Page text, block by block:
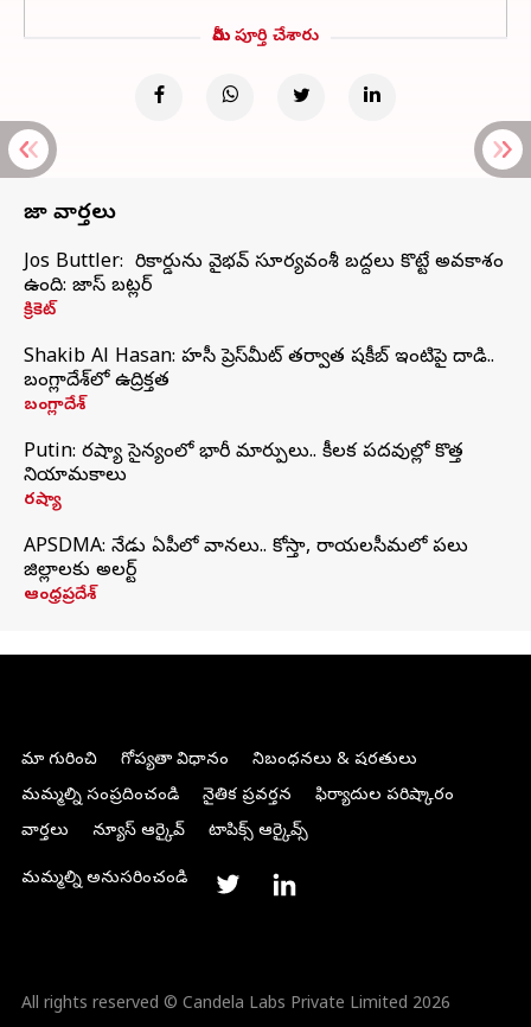
మీరు పూర్తి చేశారు
తాజా వార్తలు
Jos Buttler: నా రికార్డును వైభవ్ సూర్యవంశీ బద్దలు కొట్టే అవకాశం
ఉంది: జాస్ బట్లర్
క్రికెట్
Shakib Al Hasan: హసీనా ప్రెస్‌మీట్‌ తర్వాత షకీబ్‌ ఇంటిపై దాడి..
బంగ్లాదేశ్‌లో ఉద్రిక్తత
బంగ్లాదేశ్
Putin: రష్యా సైన్యంలో భారీ మార్పులు.. కీలక పదవుల్లో కొత్త
నియామకాలు
రష్యా
APSDMA: నేడు ఏపీలో వానలు.. కోస్తా, రాయలసీమలో పలు
జిల్లాలకు అలర్ట్
ఆంధ్రప్రదేశ్
మా గురించి గోప్యతా విధానం
నిబంధనలు & షరతులు
మమ్మల్ని సంప్రదించండి
నైతిక ప్రవర్తన
ఫిర్యాదుల పరిష్కారం
వార్తలు
న్యూస్ ఆర్కైవ్ టాపిక్స్ ఆర్కైవ్స్
మమ్మల్ని అనుసరించండి
All rights reserved © Candela Labs Private Limited 2026